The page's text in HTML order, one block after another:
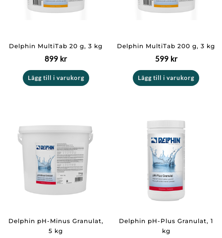
Delphin MultiTab 20 g, 3 kg
899 kr
Lägg till i varukorg
Delphin MultiTab 200 g, 3 kg
599 kr
Lägg till i varukorg
Delphin pH-Minus Granulat,
5 kg
Delphin pH-Plus Granulat, 1
kg